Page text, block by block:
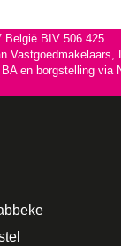
België BIV 506.425
Vastgoedmakelaars,
en borgstelling via